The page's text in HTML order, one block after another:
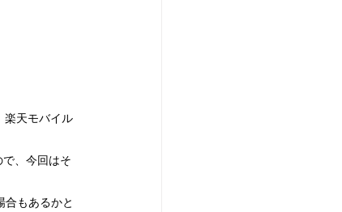
楽天モバイル
、今回はそ
合もあるかと